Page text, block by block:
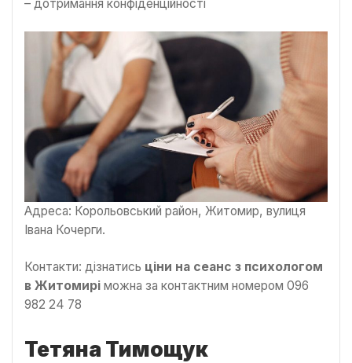
– дотримання конфіденційності
Адреса: Корольовський район, Житомир, вулиця
Івана Кочерги.
Контакти: дізнатись ціни на сеанс з психологом
в Житомирі можна за контактним номером 096
982 24 78
Тетяна Тимощук